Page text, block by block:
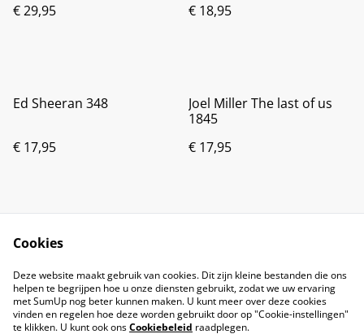
€ 29,95 € 18,95
Ed Sheeran 348
€ 17,95
Joel Miller The last of us
1845
€ 17,95
Cookies
Deze website maakt gebruik van cookies. Dit zijn kleine bestanden die ons
helpen te begrijpen hoe u onze diensten gebruikt, zodat we uw ervaring
met SumUp nog beter kunnen maken. U kunt meer over deze cookies
vinden en regelen hoe deze worden gebruikt door op "Cookie-instellingen"
te klikken. U kunt ook onsCookiebeleid raadplegen.